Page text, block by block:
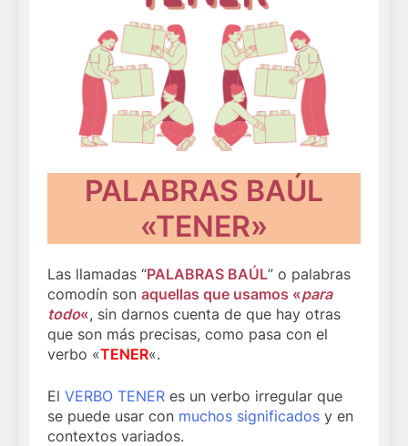
PALABRAS BAÚL
«TENER»
Las llamadas “PALABRAS BAÚL” o palabras
comodín son aquellas que usamos «para
todo«, sin darnos cuenta de que hay otras
que son más precisas, como pasa con el
verbo «TENER«.
El VERBO TENER es un verbo irregular que
se puede usar con muchos significados y en
contextos variados.